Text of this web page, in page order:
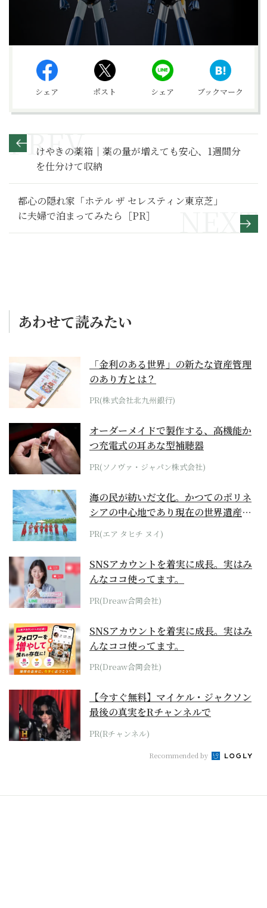
シェア ポスト シェア ブックマーク
けやきの薬箱｜薬の量が増えても安心、1週間分
を仕分けて収納
都心の隠れ家「ホテル ザ セレスティン東京芝」
に夫婦で泊まってみたら［PR］
あわせて読みたい
「金利のある世界」の新たな資産管理
のあり方とは？
PR(株式会社北九州銀行)
オーダーメイドで製作する、高機能か
つ充電式の耳あな型補聴器
PR(ソノヴァ・ジャパン株式会社)
海の民が紡いだ文化。かつてのポリネ
シアの中心地であり現在の世界遺産か
らみえてくる...
PR(エア タヒチ ヌイ)
SNSアカウントを着実に成長。実はみ
んなココ使ってます。
PR(Dreaw合同会社)
SNSアカウントを着実に成長。実はみ
んなココ使ってます。
PR(Dreaw合同会社)
【今すぐ無料】マイケル・ジャクソン
最後の真実をRチャンネルで
PR(Rチャンネル)
Recommended by